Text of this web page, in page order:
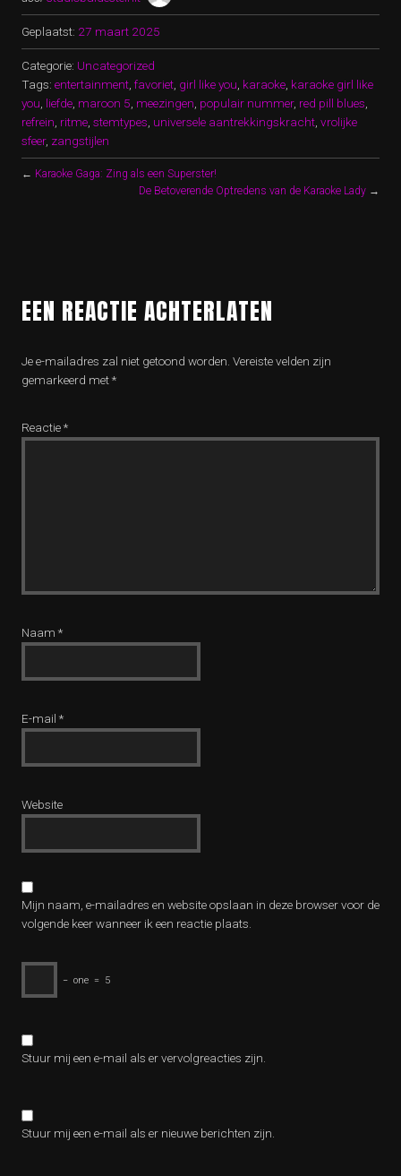
Geplaatst: 27 maart 2025
Categorie: Uncategorized
Tags: entertainment favoriet girl like you karaoke karaoke girl like
you liefde maroon 5 meezingen populair nummer, red pill blues
refrein ritme stemtypes universele aantrekkingskracht vrolijke
sfeer, zangstijlen
← Karaoke Gaga: Zing als een Superster!
De Betoverende Optredens van de Karaoke Lady →
EEN REACTIE ACHTERLATEN
Je e-mailadres zal niet getoond worden. Vereiste velden zijn
gemarkeerd met*
Reactie*
Naam *
E-mail *
Website
Mijn naam, e-mailadres en website opslaan in deze browser voor de
volgende keer wanneer ik een reactie plaats.
− one = 5
Stuur mij een e-mail als er vervolgreacties zijn.
Stuur mij een e-mail als er nieuwe berichten zijn.